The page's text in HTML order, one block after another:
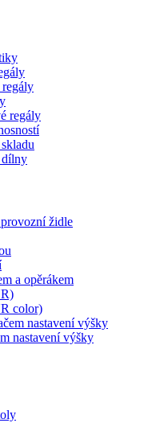
regály
dílny
židle
a opěrákem
color)
nastavení výšky
nastavení výšky